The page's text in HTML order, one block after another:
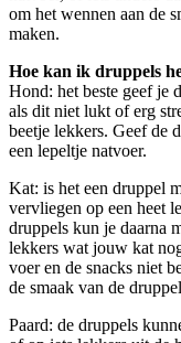
om het wennen aan de
maken.
Hoe kan ik druppels
Hond: het beste geef je
als dit niet lukt of erg
beetje lekkers. Geef de
een lepeltje natvoer.
Kat: is het een druppel
vervliegen op een heet
druppels kun je daarna
lekkers wat jouw kat
voer en de snacks niet
de smaak van de
Paard: de druppels